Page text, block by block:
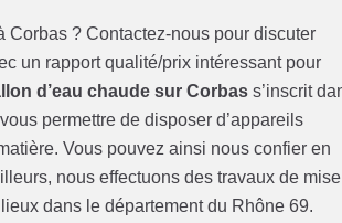
? Contactez-nous pour discuter
un rapport qualité/prix intéressant pour
d’eau chaude sur Corbas s’inscrit
permettre de disposer d’appareils
Vous pouvez ainsi nous confier en
nous effectuons des travaux de mise
dans le département du Rhône 69.